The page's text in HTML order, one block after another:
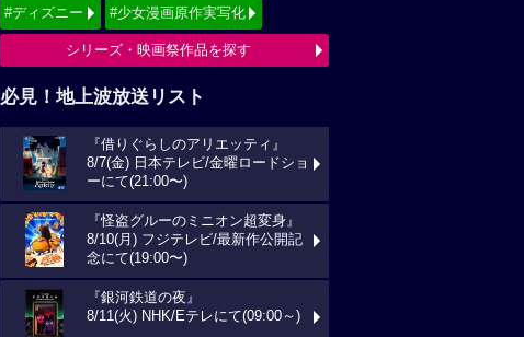
#ディズニー #少女漫画原作実写化
シリーズ・映画祭作品を探す
必見！地上波放送リスト
『借りぐらしのアリエッティ』
8/7(金) 日本テレビ/金曜ロードショ
ーにて(21:00〜)
『怪盗グルーのミニオン超変身』
8/10(月) フジテレビ/最新作公開記
念にて(19:00〜)
『銀河鉄道の夜』
8/11(火) NHK/Eテレにて(09:00～)